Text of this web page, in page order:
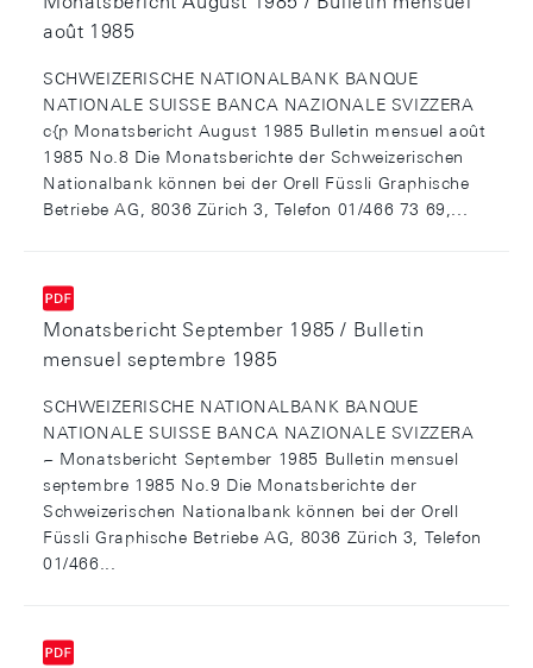
août 1985
SCHWEIZERISCHE NATIONALBANK BANQUE
NATIONALE SUISSE BANCA NAZIONALE SVIZZERA
c{p Monatsbericht August 1985 Bulletin mensuel août
1985 No.8 Die Monatsberichte der Schweizerischen
Nationalbank können bei der Orell Füssli Graphische
Betriebe AG, 8036 Zürich 3, Telefon 01/466 73 69,...
Monatsbericht September 1985 / Bulletin
mensuel septembre 1985
SCHWEIZERISCHE NATIONALBANK BANQUE
NATIONALE SUISSE BANCA NAZIONALE SVIZZERA
~ Monatsbericht September 1985 Bulletin mensuel
septembre 1985 No.9 Die Monatsberichte der
Schweizerischen Nationalbank können bei der Orell
Füssli Graphische Betriebe AG, 8036 Zürich 3, Telefon
01/466...